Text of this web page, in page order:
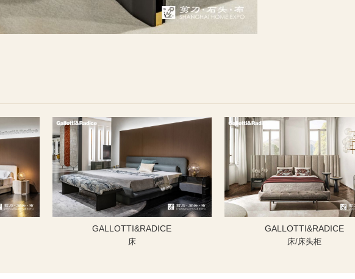
GALLOTTI&RADICE
床
GALLOTTI&RADICE
床/床头柜